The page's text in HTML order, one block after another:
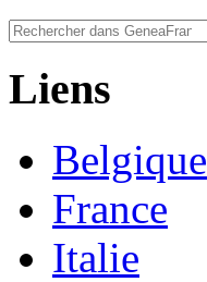
Liens
Belgique
France
Italie